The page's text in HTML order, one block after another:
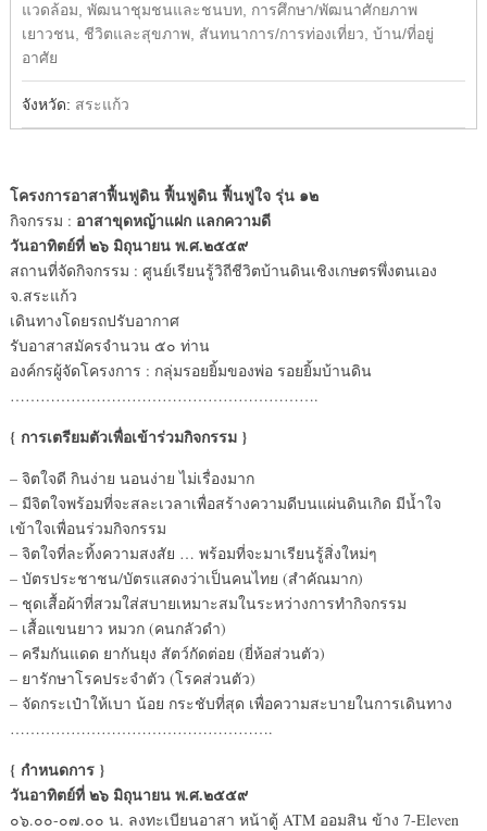
แวดล้อม, พัฒนาชุมชนและชนบท, การศึกษา/พัฒนาศักยภาพ
เยาวชน, ชีวิตและสุขภาพ, สันทนาการ/การท่องเที่ยว, บ้าน/ที่อยู่
อาศัย
จังหวัด: สระแก้ว
โครงการอาสาฟื้นฟูดิน ฟื้นฟูดิน ฟื้นฟูใจ รุ่น ๑๒
กิจกรรม : อาสาขุดหญ้าแฝก แลกความดี
วันอาทิตย์ที่ ๒๖ มิถุนายน พ.ศ.๒๕๕๙
สถานที่จัดกิจกรรม : ศูนย์เรียนรู้วิถีชีวิตบ้านดินเชิงเกษตรพึ่งตนเอง
จ.สระแก้ว
เดินทางโดยรถปรับอากาศ
รับอาสาสมัครจำนวน ๕๐ ท่าน
องค์กรผู้จัดโครงการ : กลุ่มรอยยิ้มของพ่อ รอยยิ้มบ้านดิน
…………………………………………………….
{ การเตรียมตัวเพื่อเข้าร่วมกิจกรรม }
– จิตใจดี กินง่าย นอนง่าย ไม่เรื่องมาก
– มีจิตใจพร้อมที่จะสละเวลาเพื่อสร้างความดีบนแผ่นดินเกิด มีน้ำใจ
เข้าใจเพื่อนร่วมกิจกรรม
– จิตใจที่ละทิ้งความสงสัย … พร้อมที่จะมาเรียนรู้สิ่งใหม่ๆ
– บัตรประชาชน/บัตรแสดงว่าเป็นคนไทย (สำคัณมาก)
– ชุดเสื้อผ้าที่สวมใส่สบายเหมาะสมในระหว่างการทำกิจกรรม
– เสื้อแขนยาว หมวก (คนกลัวดำ)
– ครีมกันแดด ยากันยุง สัตว์กัดต่อย (ยี่ห้อส่วนตัว)
– ยารักษาโรคประจำตัว (โรคส่วนตัว)
– จัดกระเป๋าให้เบา น้อย กระชับที่สุด เพื่อความสะบายในการเดินทาง
…………………………………………….
{ กำหนดการ }
วันอาทิตย์ที่ ๒๖ มิถุนายน พ.ศ.๒๕๕๙
๐๖.๐๐-๐๗.๐๐ น. ลงทะเบียนอาสา หน้าตู้ ATM ออมสิน ข้าง 7-Eleven